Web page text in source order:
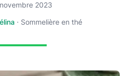
2023
· Sommelière en thé